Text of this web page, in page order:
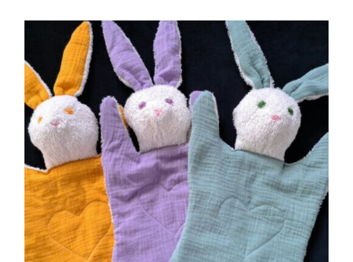
varianti.
Valikuid
saab
teha
tootelehel.